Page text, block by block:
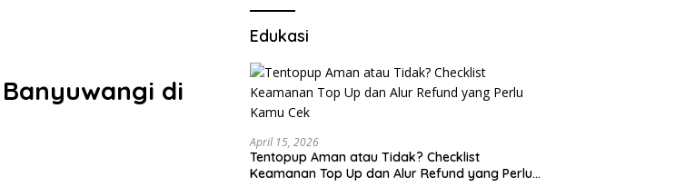
di
Edukasi
April 15, 2026
Tentopup Aman atau Tidak? Checklist
Keamanan Top Up dan Alur Refund yang Perlu